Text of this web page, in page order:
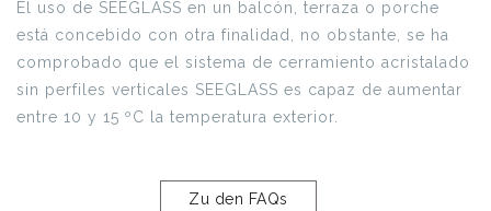
El uso de SEEGLASS en un balcón, terraza o porche
está concebido con otra finalidad, no obstante, se ha
comprobado que el sistema de cerramiento acristalado
sin perfiles verticales SEEGLASS es capaz de aumentar
entre 10 y 15 ºC la temperatura exterior.
Zu den FAQs